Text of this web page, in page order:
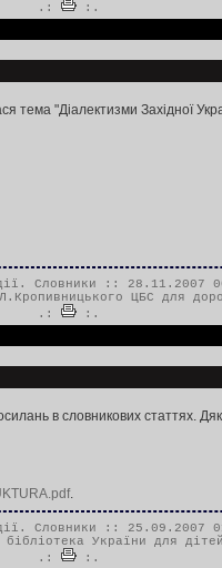
.:
:.
тема "Діалектизми Західної
Словники :: 28.11.2007
ЦБС для
.:
:.
в словникових статтях.
.
Словники :: 25.09.2007
бібліотека України для дітей
.:
:.